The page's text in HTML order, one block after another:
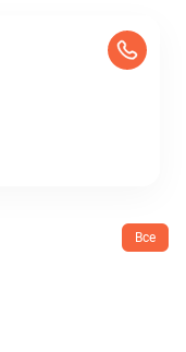
Все